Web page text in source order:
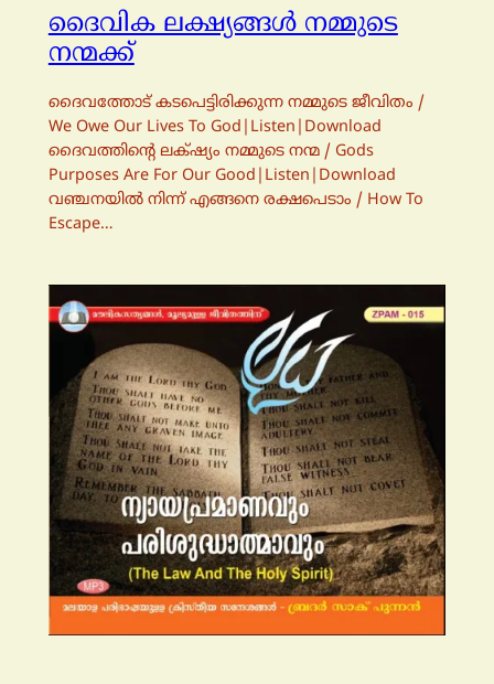
ദൈവിക ലക്ഷ്യങ്ങള്‍ നമ്മുടെ
നന്മക്ക്
ദൈവത്തോട് കടപെട്ടിരിക്കുന്ന നമ്മുടെ ജീവിതം /
We Owe Our Lives To God|Listen|Download
ദൈവത്തിന്റെ ലക്‌ഷ്യം നമ്മുടെ നന്മ / Gods
Purposes Are For Our Good|Listen|Download
വഞ്ചനയില്‍ നിന്ന് എങ്ങനെ രക്ഷപെടാം / How To
Escape…